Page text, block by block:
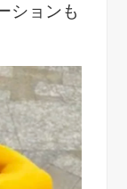
ションも